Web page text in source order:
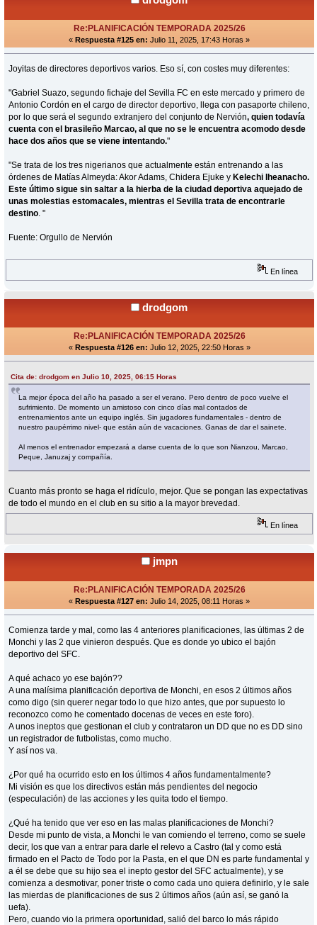
Re:PLANIFICACIÓN TEMPORADA 2025/26
« Respuesta #125 en: Julio 11, 2025, 17:43 Horas »
Joyitas de directores deportivos varios. Eso sí, con costes muy diferentes:
"Gabriel Suazo, segundo fichaje del Sevilla FC en este mercado y primero de
Antonio Cordón en el cargo de director deportivo, llega con pasaporte chileno,
por lo que será el segundo extranjero del conjunto de Nervión, quien todavía
cuenta con el brasileño Marcao, al que no se le encuentra acomodo desde
hace dos años que se viene intentando."
"Se trata de los tres nigerianos que actualmente están entrenando a las
órdenes de Matías Almeyda: Akor Adams, Chidera Ejuke yKelechi Iheanacho.
Este último sigue sin saltar a la hierba de la ciudad deportiva aquejado de
unas molestias estomacales, mientras el Sevilla trata de encontrarle
destino . "
Fuente: Orgullo de Nervión
En línea
drodgom
Re:PLANIFICACIÓN TEMPORADA 2025/26
« Respuesta #126 en: Julio 12, 2025, 22:50 Horas »
Cita de: drodgom en Julio 10, 2025, 06:15 Horas
La mejor época del año ha pasado a ser el verano. Pero dentro de poco vuelve el
sufrimiento. De momento un amistoso con cinco días mal contados de
entrenamientos ante un equipo inglés. Sin jugadores fundamentales - dentro de
nuestro paupérrimo nivel- que están aún de vacaciones. Ganas de dar el sainete.
Al menos el entrenador empezará a darse cuenta de lo que son Nianzou, Marcao,
Peque, Januzaj y compañía.
Cuanto más pronto se haga el ridículo, mejor. Que se pongan las expectativas
de todo el mundo en el club en su sitio a la mayor brevedad.
En línea
jmpn
Re:PLANIFICACIÓN TEMPORADA 2025/26
« Respuesta #127 en: Julio 14, 2025, 08:11 Horas »
Comienza tarde y mal, como las 4 anteriores planificaciones, las últimas 2 de
Monchi y las 2 que vinieron después. Que es donde yo ubico el bajón
deportivo del SFC.
A qué achaco yo ese bajón??
A una malísima planificación deportiva de Monchi, en esos 2 últimos años
como digo (sin querer negar todo lo que hizo antes, que por supuesto lo
reconozco como he comentado docenas de veces en este foro).
A unos ineptos que gestionan el club y contrataron un DD que no es DD sino
un registrador de futbolistas, como mucho.
Y así nos va.
¿Por qué ha ocurrido esto en los últimos 4 años fundamentalmente?
Mi visión es que los directivos están más pendientes del negocio
(especulación) de las acciones y les quita todo el tiempo.
¿Qué ha tenido que ver eso en las malas planificaciones de Monchi?
Desde mi punto de vista, a Monchi le van comiendo el terreno, como se suele
decir, los que van a entrar para darle el relevo a Castro (tal y como está
firmado en el Pacto de Todo por la Pasta, en el que DN es parte fundamental y
a él se debe que su hijo sea el inepto gestor del SFC actualmente), y se
comienza a desmotivar, poner triste o como cada uno quiera definirlo, y le sale
las mierdas de planificaciones de sus 2 últimos años (aún así, se ganó la
uefa).
Pero, cuando vio la primera oportunidad, salió del barco lo más rápido